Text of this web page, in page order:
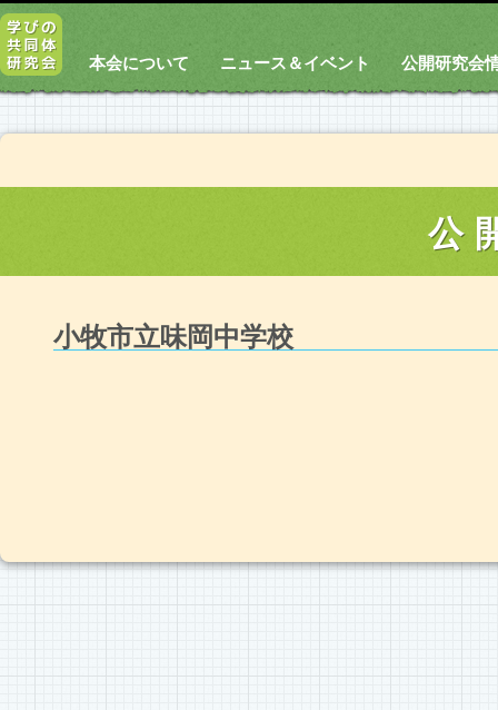
本会について ニュース＆イベント 公開研究会
公
小牧市立味岡中学校